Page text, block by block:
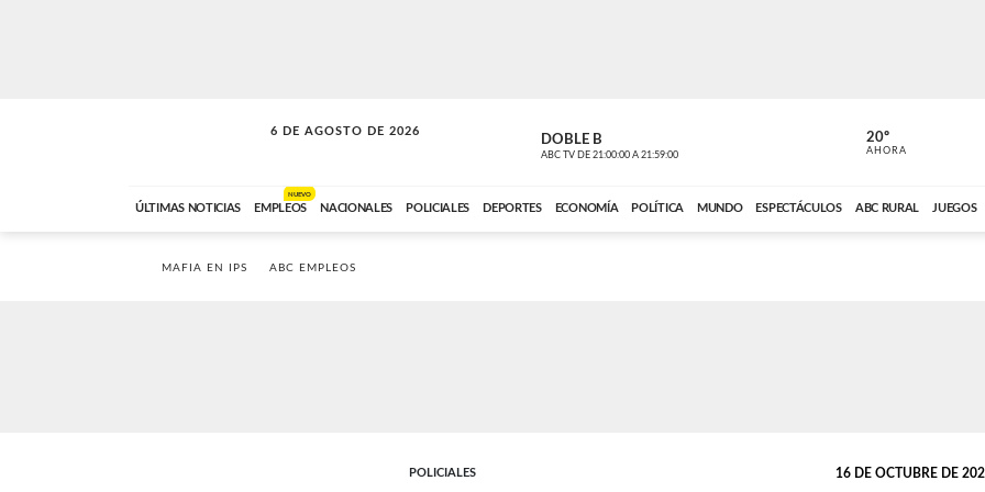
6 DE AGOSTO DE 2026
SOLO MÚSICA DOBLE B
ABC TV DE 21:00:00 A 21:59:00 ABC CARDINAL
20º
AHORA
ÚLTIMAS NOTICIAS EMPLEOS
NUEVO
NACIONALES POLICIALES DEPORTES ECONOMÍA POLÍTICA MUNDO ESPECTÁCULOS ABC RURAL JUEGOS
MAFIA EN IPS ABC EMPLEOS
POLICIALES 16 DE OCTUBRE DE